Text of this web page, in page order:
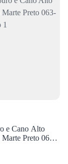
e Cano Alto
Preto 063-